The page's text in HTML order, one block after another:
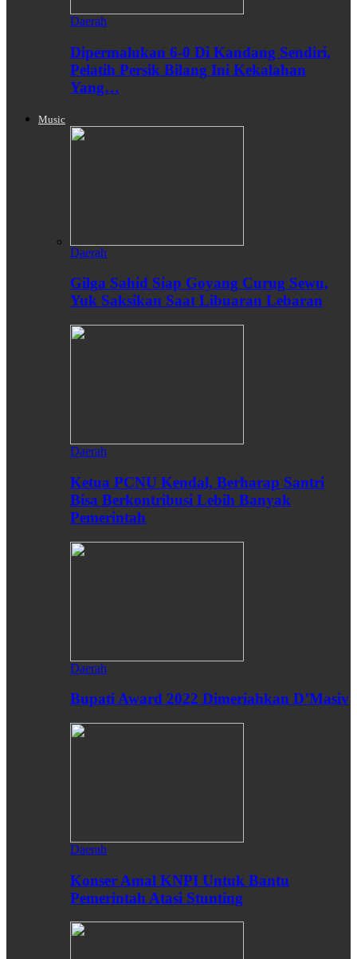
Daerah
Dipermalukan 6-0 Di Kandang Sendiri,
Pelatih Persik Bilang Ini Kekalahan
Yang…
Music
Daerah
Gilga Sahid Siap Goyang Curug Sewu,
Yuk Saksikan Saat Libuaran Lebaran
Daerah
Ketua PCNU Kendal, Berharap Santri
Bisa Berkontribusi Lebih Banyak
Pemerintah
Daerah
Bupati Award 2022 Dimeriahkan D’Masiv
Daerah
Konser Amal KNPI Untuk Bantu
Pemerintah Atasi Stunting